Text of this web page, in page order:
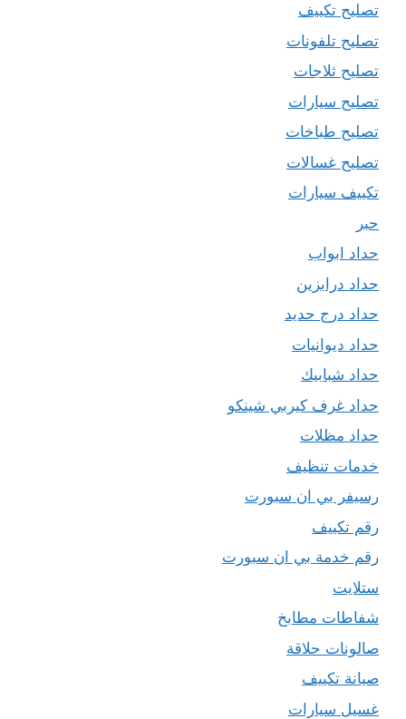
تصليح تكييف
تصليح تلفونات
تصليح ثلاجات
تصليح سيارات
تصليح طباخات
تصليح غسالات
تكييف سيارات
حبر
حداد ابواب
حداد درابزين
حداد درج حديد
حداد ديوانيات
حداد شبابيك
حداد غرف كيربي شينكو
حداد مظلات
خدمات تنظيف
رسيفر بي ان سبورت
رقم تكييف
رقم خدمة بي ان سبورت
ستلايت
شفاطات مطابخ
صالونات حلاقة
صيانة تكييف
غسيل سيارات